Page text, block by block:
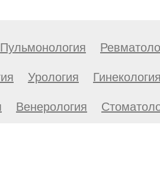
Пульмонология
Урология
Венерология